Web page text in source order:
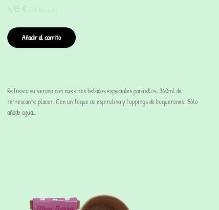
Añadir al carrito
Refresca su verano con nuestros helados especiales para ellos, 360ml de
refrescante placer. Con un toque de espirulina y toppings de boquerones. Sólo
añade agua…